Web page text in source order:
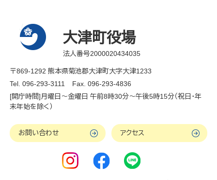
大津町役場
法人番号2000020434035
〒869-1292 熊本県菊池郡大津町大字大津1233
Tel. 096-293-3111
Fax. 096-293-4836
[開庁時間]月曜日～金曜日 午前8時30分～午後5時15分（祝日・年
末年始を除く）
お問い合わせ アクセス